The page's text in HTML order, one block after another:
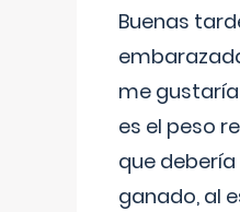
Buenas
me
es el peso
que
ganado, al